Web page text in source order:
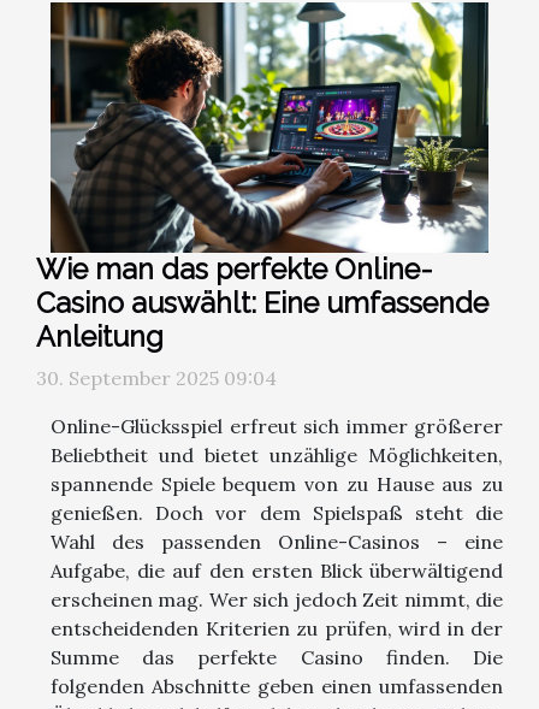
Wie man das perfekte Online-
Casino auswählt: Eine umfassende
Anleitung
30. September 2025 09:04
Online-Glücksspiel erfreut sich immer größerer
Beliebtheit und bietet unzählige Möglichkeiten,
spannende Spiele bequem von zu Hause aus zu
genießen. Doch vor dem Spielspaß steht die
Wahl des passenden Online-Casinos – eine
Aufgabe, die auf den ersten Blick überwältigend
erscheinen mag. Wer sich jedoch Zeit nimmt, die
entscheidenden Kriterien zu prüfen, wird in der
Summe das perfekte Casino finden. Die
folgenden Abschnitte geben einen umfassenden